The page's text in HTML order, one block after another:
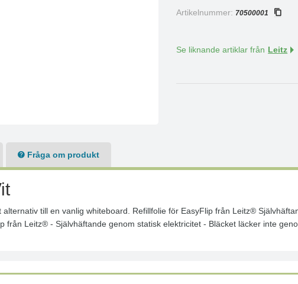
Artikelnummer: 70500001
Se liknande artiklar från Leitz
Fråga om produkt
till en vanlig whiteboard. Refillfolie för EasyFlip från Leitz®
Leitz® - Självhäftande genom statisk elektricitet - Bläcket läcker inte